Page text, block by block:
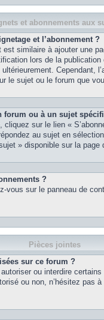
et abonnements aux
et l’abonnement ?
est similaire à ajouter une
lors de la publication
Cependant,
le sujet ou le forum que
forum ou à un sujet
cliquez sur le lien «
au sujet en
» disponible sur la page
?
vous sur le panneau de
Pièces jointes
sur ce forum ?
ou interdire
ou non, n’hésitez pas